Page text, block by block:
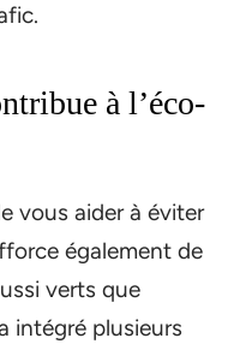
à l’éco-
vous aider à éviter
également de
verts que
intégré plusieurs